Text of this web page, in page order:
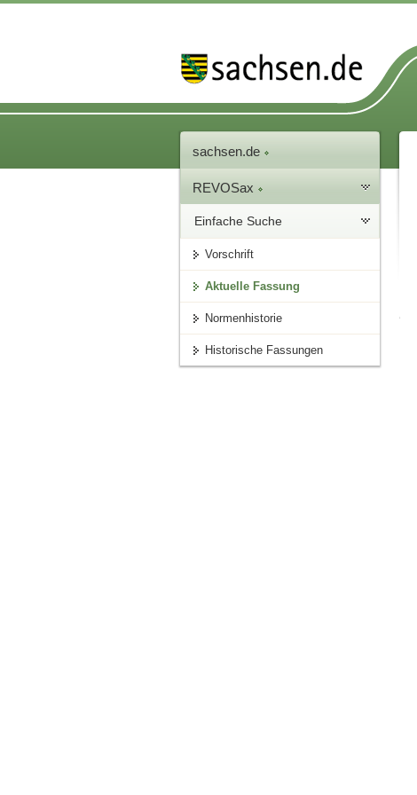
sachsen.de
REVOSax
Einfache Suche
Vorschrift
Aktuelle Fassung
Normenhistorie
Historische Fassungen